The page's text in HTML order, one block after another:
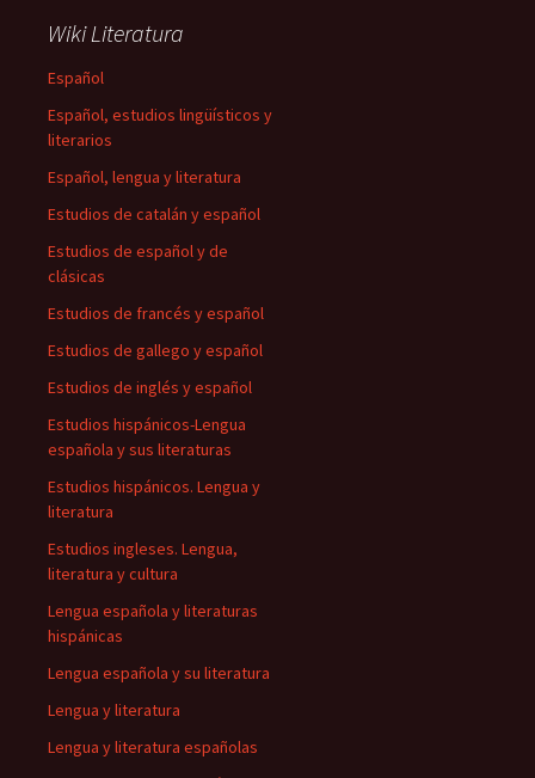
Wiki Literatura
Español
Español, estudios lingüísticos y
literarios
Español, lengua y literatura
Estudios de catalán y español
Estudios de español y de
clásicas
Estudios de francés y español
Estudios de gallego y español
Estudios de inglés y español
Estudios hispánicos-Lengua
española y sus literaturas
Estudios hispánicos. Lengua y
literatura
Estudios ingleses. Lengua,
literatura y cultura
Lengua española y literaturas
hispánicas
Lengua española y su literatura
Lengua y literatura
Lengua y literatura españolas